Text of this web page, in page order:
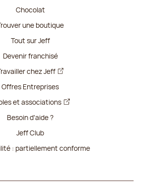
Chocolat
une boutique
Tout sur Jeff
Devenir franchisé
chez Jeff
Offres Entreprises
et associations
Besoin d'aide ?
Jeff Club
: partiellement conforme